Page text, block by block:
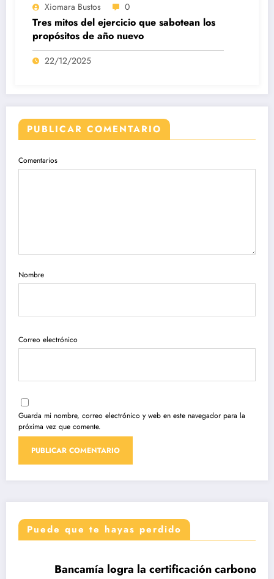
Xiomara Bustos 0
Tres mitos del ejercicio que sabotean los
propósitos de año nuevo
22/12/2025
PUBLICAR COMENTARIO
Comentarios
Nombre
Correo electrónico
Guarda mi nombre, correo electrónico y web en este navegador para la
próxima vez que comente.
Puede que te hayas perdido
DESTACADAS
Bancamía logra la certificación carbono